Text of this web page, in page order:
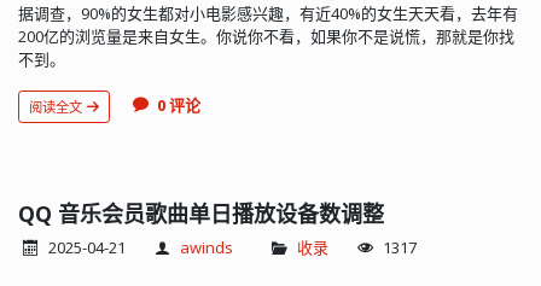
据调查，90%的女生都对小电影感兴趣，有近40%的女生天天看，去年有
200亿的浏览量是来自女生。你说你不看，如果你不是说慌，那就是你找
不到。
阅读全文 0 评论
QQ 音乐会员歌曲单日播放设备数调整
2025-04-21 awinds 收录 1317